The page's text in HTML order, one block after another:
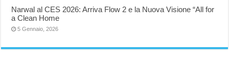
Narwal al CES 2026: Arriva Flow 2 e la Nuova Visione “All for
a Clean Home
5 Gennaio, 2026